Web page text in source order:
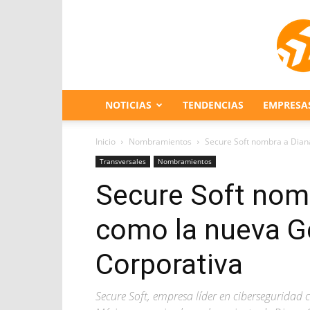
NOTICIAS TENDENCIAS
Inicio Nombramientos Secure Soft nombra a
Transversales Nombramientos
Secure Soft
como la nueva
Corporativa
Secure Soft, empresa líder en